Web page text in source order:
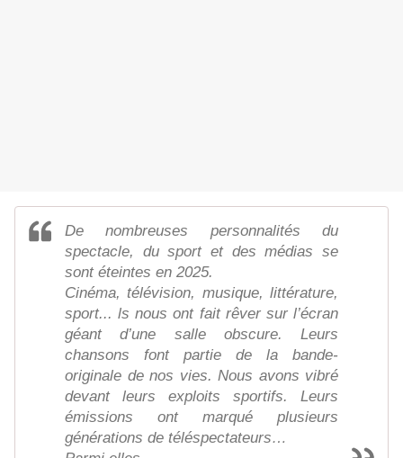
De nombreuses personnalités du
spectacle, du sport et des médias se
sont éteintes en 2025.
Cinéma, télévision, musique, littérature,
sport... ls nous ont fait rêver sur l’écran
géant d’une salle obscure. Leurs
chansons font partie de la bande-
originale de nos vies. Nous avons vibré
devant leurs exploits sportifs. Leurs
émissions ont marqué plusieurs
générations de téléspectateurs…